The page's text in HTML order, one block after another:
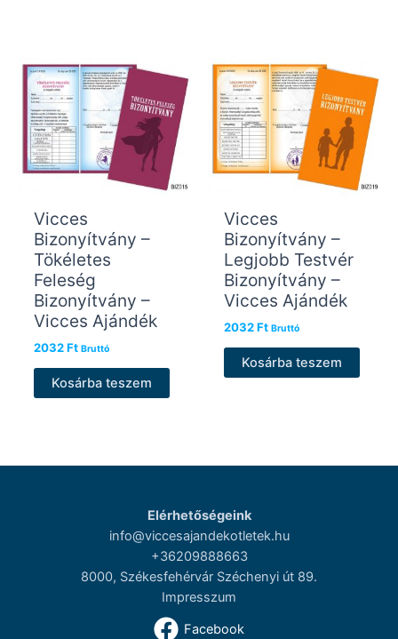
Vicces
Bizonyítvány –
Tökéletes
Feleség
Bizonyítvány –
Vicces Ajándék
2032Ft Bruttó
Kosárba teszem
Vicces
Bizonyítvány –
Legjobb Testvér
Bizonyítvány –
Vicces Ajándék
2032Ft Bruttó
Kosárba teszem
Elérhetőségeink
info@viccesajandekotletek.hu
+36209888663
8000, Székesfehérvár Széchenyi út 89.
Impresszum
Facebook